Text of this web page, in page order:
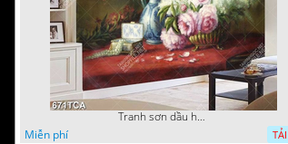
Tranh sơn dầu hoa quả tĩnh vật nghệ thuật gắn tường
Miễn phí